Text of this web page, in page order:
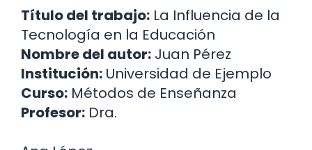
Título del trabajo: La Influencia de la
Tecnología en la Educación
Nombre del autor: Juan Pérez
Institución: Universidad de Ejemplo
Curso: Métodos de Enseñanza
Profesor: Dra.